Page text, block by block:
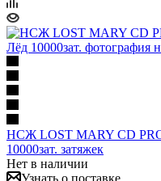
НСЖ LOST MARY CD
10000зат. затяжек
Нет в наличии
Узнать о поставке